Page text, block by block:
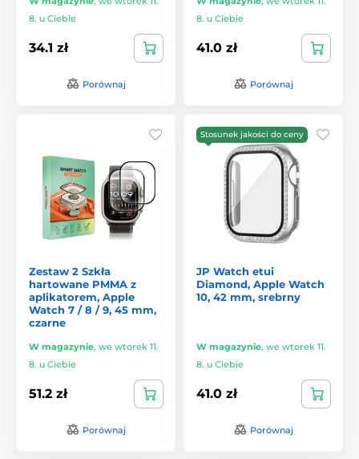
8. u Ciebie
34.1 zł
Porównaj
8. u Ciebie
41.0 zł
Porównaj
Zestaw 2 Szkła
hartowane PMMA z
aplikatorem, Apple
Watch 7 / 8 / 9, 45 mm,
czarne
W magazynie, we wtorek 11.
8. u Ciebie
51.2 zł
Porównaj
Stosunek jakości do ceny
JP Watch etui
Diamond, Apple Watch
10, 42 mm, srebrny
W magazynie, we wtorek 11.
8. u Ciebie
41.0 zł
Porównaj